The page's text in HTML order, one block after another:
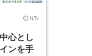
8/5
心とし
ンを手